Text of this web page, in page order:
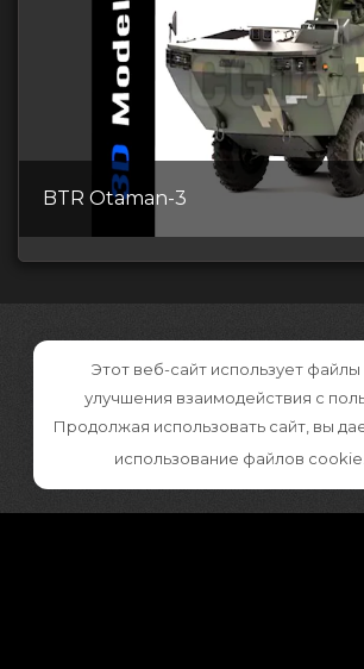
BTR Otaman-3
Этот веб-сайт использует
улучшения взаимодействия с
Продолжая использовать сайт, вы
использование файлов cookie.